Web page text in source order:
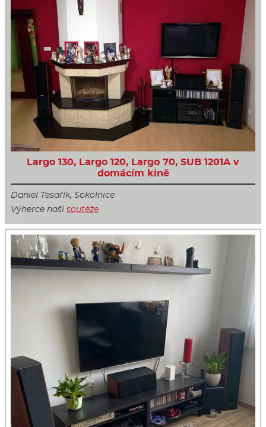
Largo 130, Largo 120, Largo 70, SUB 1201A v
domácím kině
Daniel Tesařík, Sokolnice
Výherce naši soutěže